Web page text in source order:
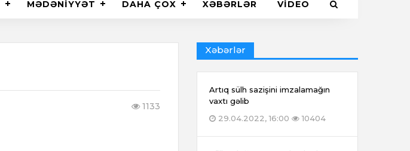
MƏDƏNİYYƏT DAHA ÇOX XƏBƏRLƏR VİDEO
1133
Xəbərlər
Artıq sülh sazişini imzalamağın
vaxtı gəlib
29.04.2022, 16:00
10404